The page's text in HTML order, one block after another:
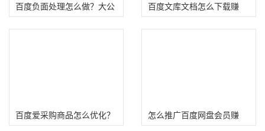
百度负面处理怎么做？大公
司百度负面公关技巧
百度文库文档怎么下载赚
钱？
百度爱采购商品怎么优化？
怎么推广百度网盘会员赚